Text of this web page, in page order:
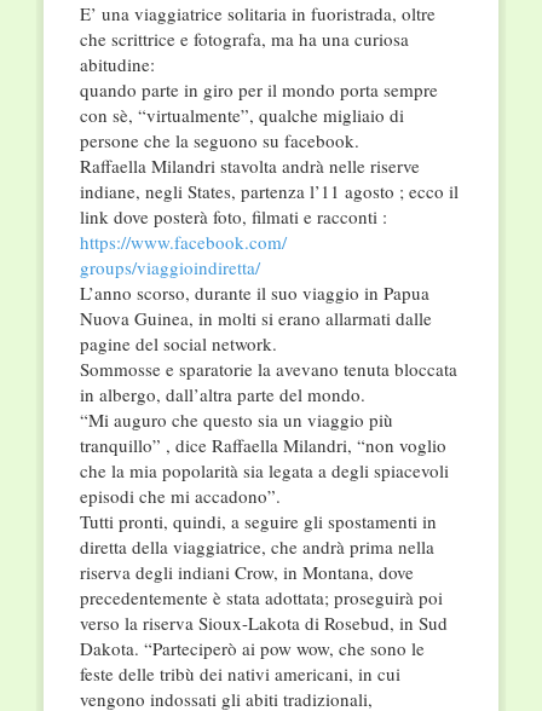
E’ una viaggiatrice solitaria in fuoristrada, oltre
che scrittrice e fotografa, ma ha una curiosa
abitudine:
quando parte in giro per il mondo porta sempre
con sè, “virtualmente”, qualche migliaio di
persone che la seguono su facebook.
Raffaella Milandri stavolta andrà nelle riserve
indiane, negli States, partenza l’11 agosto ; ecco il
link dove posterà foto, filmati e racconti :
https://www.facebook.com/
groups/viaggioindiretta/
L’anno scorso, durante il suo viaggio in Papua
Nuova Guinea, in molti si erano allarmati dalle
pagine del social network.
Sommosse e sparatorie la avevano tenuta bloccata
in albergo, dall’altra parte del mondo.
“Mi auguro che questo sia un viaggio più
tranquillo” , dice Raffaella Milandri, “non voglio
che la mia popolarità sia legata a degli spiacevoli
episodi che mi accadono”.
Tutti pronti, quindi, a seguire gli spostamenti in
diretta della viaggiatrice, che andrà prima nella
riserva degli indiani Crow, in Montana, dove
precedentemente è stata adottata; proseguirà poi
verso la riserva Sioux-Lakota di Rosebud, in Sud
Dakota. “Parteciperò ai pow wow, che sono le
feste delle tribù dei nativi americani, in cui
vengono indossati gli abiti tradizionali,